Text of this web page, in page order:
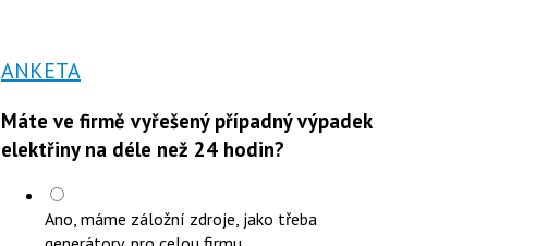
ANKETA
Máte ve firmě vyřešený případný výpadek
elektřiny na déle než 24 hodin?
Ano, máme záložní zdroje, jako třeba